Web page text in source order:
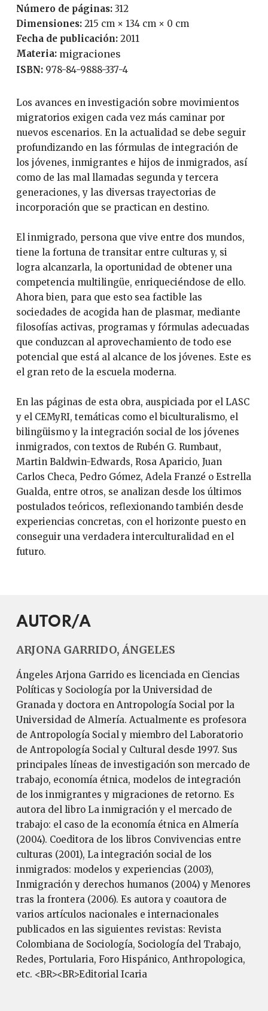
Número de páginas: 312
Dimensiones: 215 cm × 134 cm × 0 cm
Fecha de publicación:
2011
Materia: migraciones
ISBN: 978-84-9888-337-4
Los avances en investigación sobre movimientos
migratorios exigen cada vez más caminar por
nuevos escenarios. En la actualidad se debe seguir
profundizando en las fórmulas de integración de
los jóvenes, inmigrantes e hijos de inmigrados, así
como de las mal llamadas segunda y tercera
generaciones, y las diversas trayectorias de
incorporación que se practican en destino.
El inmigrado, persona que vive entre dos mundos,
tiene la fortuna de transitar entre culturas y, si
logra alcanzarla, la oportunidad de obtener una
competencia multilingüe, enriqueciéndose de ello.
Ahora bien, para que esto sea factible las
sociedades de acogida han de plasmar, mediante
filosofías activas, programas y fórmulas adecuadas
que conduzcan al aprovechamiento de todo ese
potencial que está al alcance de los jóvenes. Este es
el gran reto de la escuela moderna.
En las páginas de esta obra, auspiciada por el LASC
y el CEMyRI, temáticas como el biculturalismo, el
bilingüismo y la integración social de los jóvenes
inmigrados, con textos de Rubén G. Rumbaut,
Martin Baldwin-Edwards, Rosa Aparicio, Juan
Carlos Checa, Pedro Gómez, Adela Franzé o Estrella
Gualda, entre otros, se analizan desde los últimos
postulados teóricos, reflexionando también desde
experiencias concretas, con el horizonte puesto en
conseguir una verdadera interculturalidad en el
futuro.
AUTOR/A
ARJONA GARRIDO, ÁNGELES
Ángeles Arjona Garrido es licenciada en Ciencias
Políticas y Sociología por la Universidad de
Granada y doctora en Antropología Social por la
Universidad de Almería. Actualmente es profesora
de Antropología Social y miembro del Laboratorio
de Antropología Social y Cultural desde 1997. Sus
principales líneas de investigación son mercado de
trabajo, economía étnica, modelos de integración
de los inmigrantes y migraciones de retorno. Es
autora del libro La inmigración y el mercado de
trabajo: el caso de la economía étnica en Almería
(2004). Coeditora de los libros Convivencias entre
culturas (2001), La integración social de los
inmigrados: modelos y experiencias (2003),
Inmigración y derechos humanos (2004) y Menores
tras la frontera (2006). Es autora y coautora de
varios artículos nacionales e internacionales
publicados en las siguientes revistas: Revista
Colombiana de Sociología, Sociología del Trabajo,
Redes, Portularia, Foro Hispánico, Anthropologica,
etc. <BR><BR>Editorial Icaria